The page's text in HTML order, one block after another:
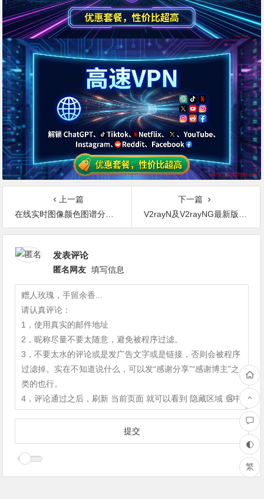
上一篇
在线实时图像颜色图谱分析工具
下一篇
V2rayN及V2rayNG最新版本合集分享
发表评论
匿名网友 填写信息
繁